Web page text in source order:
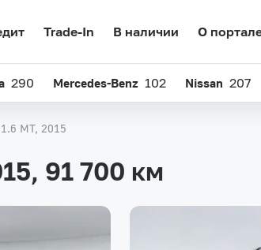
Trade-In В наличии О
290 Mercedes-Benz 102 Nissan 207
MT, 2015
91 700 км